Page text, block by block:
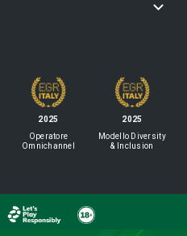
2025
Operatore
Omnichannel
2025
Modello Diversity
& Inclusion